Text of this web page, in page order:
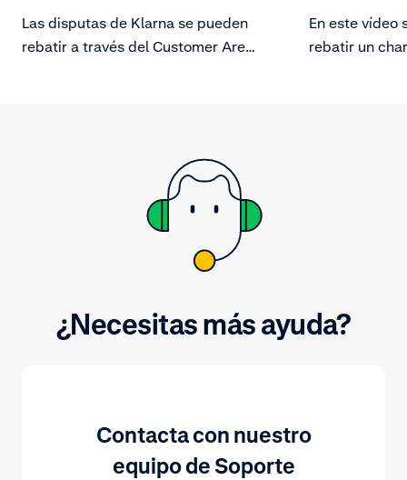
Las disputas de Klarna se pueden
rebatir a través del Customer Area
En este vídeo
rebatir un
¿Necesitas más ayuda?
Contacta con nuestro
equipo de Soporte